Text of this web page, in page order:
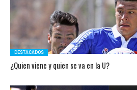
DESTACADOS
¿Quien viene y quien se va en la U?